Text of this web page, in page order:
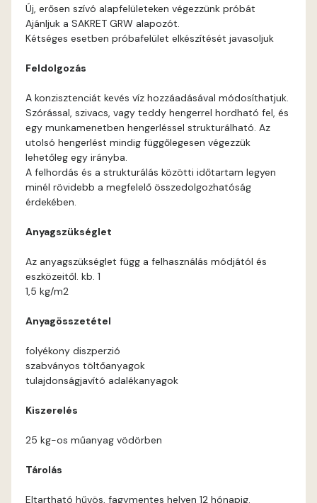
Brick E
Caramel E
Citrus C
Citrus D
Cobalt E
Current-red E
Új, erősen szívó alapfelületeken végezzünk próbát
Ajánljuk a SAKRET GRW alapozót.
Kétséges esetben próbafelület elkészítését javasoljuk
Feldolgozás
A konzisztenciát kevés víz hozzáadásával módosíthatjuk.
Szórással, szivacs, vagy teddy hengerrel hordható fel, és
egy munkamenetben hengerléssel strukturálható. Az
utolsó hengerlést mindig függőlegesen végezzük
lehetőleg egy irányba.
A felhordás és a strukturálás közötti időtartam legyen
minél rövidebb a megfelelő összedolgozhatóság
érdekében.
Anyagszükséglet
Az anyagszükséglet függ a felhasználás módjától és
eszközeitől. kb. 1
1,5 kg/m2
Anyagösszetétel
folyékony diszperzió
szabványos töltőanyagok
tulajdonságjavító adalékanyagok
Kiszerelés
25 kg-os műanyag vödörben
Tárolás
Eltartható hűvös, fagymentes helyen 12 hónapig.